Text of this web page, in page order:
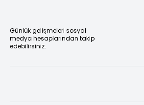
Günlük gelişmeleri sosyal
medya hesaplarından takip
edebilirsiniz.